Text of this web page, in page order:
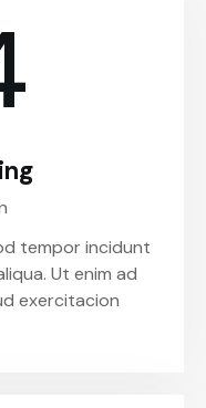
tempor incidunt
Ut enim ad
exercitacion